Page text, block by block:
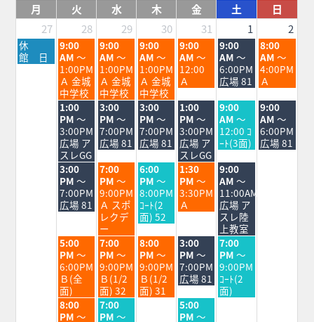
月 火 水 木 金 土
日
27
28 29 30 31 1 2
月
曜
日,
休
館 日
火
曜
日,
7
月
28th
2026
9:00
AM ～
1:00PM
Ａ 金城
中学校
水
曜
日,
7
月
29th
2026
9:00
AM ～
1:00PM
Ａ 金城
中学校
木
曜
日,
7
月
30th
2026
9:00
AM ～
1:00PM
Ａ 金城
中学校
金
曜
日,
7
月
31st
2026
9:00
AM ～
12:00
Ａ
土
曜
日,
8
月
1st
2026
9:00
AM ～
6:00PM
広場 81
日
曜
日,
8
月
2nd
2026
8:00
AM ～
4:00PM
Ａ
火
曜
日,
7
月
28th
2026
1:00
PM ～
3:00PM
広場 ア
スレGG
水
曜
日,
7
月
29th
2026
3:00
PM ～
7:00PM
広場 81
木
曜
日,
7
月
30th
2026
3:00
PM ～
7:00PM
広場 81
金
曜
日,
7
月
31st
2026
1:00
PM ～
3:00PM
広場 ア
スレGG
土
曜
日,
8
月
1st
2026
9:00
AM ～
12:00 ｺ
ｰﾄ(3面)
日
曜
日,
8
月
9:00
AM ～
6:00PM
広場 81
火
曜
日,
7
月
2026
3:00
PM ～
7:00PM
広場 81
水
曜
日,
7
月
29th
2026
7:00
PM ～
9:00PM
Ａ スポ
レクデ
ー
木
曜
日,
7
月
30th
2026
6:00
PM ～
8:00PM
ｺｰﾄ(2
面) 52
金
曜
日,
7
月
2026
1:30
PM ～
3:30PM
Ａ
土
曜
日,
8
月
1st
2026
9:00
AM ～
11:00AM
広場 ア
スレ陸
上教室
火
曜
日,
7
月
28th
2026
5:00
PM ～
6:00PM
Ｂ(全
面)
水
曜
日,
7
月
29th
2026
7:00
PM ～
9:00PM
Ｂ(1/2
面) 32
木
曜
日,
7
月
30th
8:00
PM ～
9:00PM
Ｂ(1/2
面) 31
金
曜
日,
7
月
31st
2026
3:00
PM ～
7:00PM
広場 81
土
曜
日,
8
月
1st
7:00
PM ～
9:00PM
ｺｰﾄ(2
面)
火
曜
8:00
PM ～
水
曜
7:00
PM ～
金
曜
5:00
PM ～